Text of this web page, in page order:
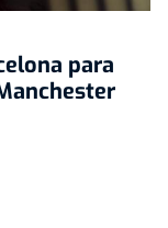
para